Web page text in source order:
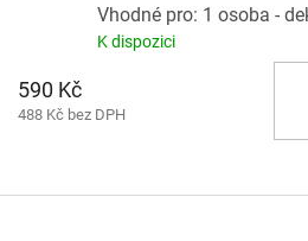
Vhodné pro: 1 osoba -
K dispozici
590 Kč
488 Kč bez DPH